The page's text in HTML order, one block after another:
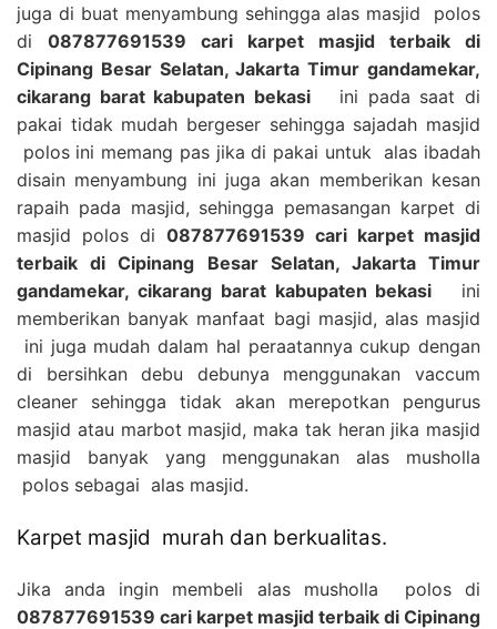
juga di buat menyambung sehingga alas masjid polos
di 087877691539 cari karpet masjid terbaik di
Cipinang Besar Selatan, Jakarta Timur gandamekar,
cikarang barat kabupaten bekasi ini pada saat di
pakai tidak mudah bergeser sehingga sajadah masjid
polos ini memang pas jika di pakai untuk alas ibadah
disain menyambung ini juga akan memberikan kesan
rapaih pada masjid, sehingga pemasangan karpet di
masjid polos di 087877691539 cari karpet masjid
terbaik di Cipinang Besar Selatan, Jakarta Timur
gandamekar, cikarang barat kabupaten bekasi ini
memberikan banyak manfaat bagi masjid, alas masjid
ini juga mudah dalam hal peraatannya cukup dengan
di bersihkan debu debunya menggunakan vaccum
cleaner sehingga tidak akan merepotkan pengurus
masjid atau marbot masjid, maka tak heran jika masjid
masjid banyak yang menggunakan alas musholla
polos sebagai alas masjid.
Karpet masjid murah dan berkualitas.
Jika anda ingin membeli alas musholla polos di
087877691539 cari karpet masjid terbaik di Cipinang